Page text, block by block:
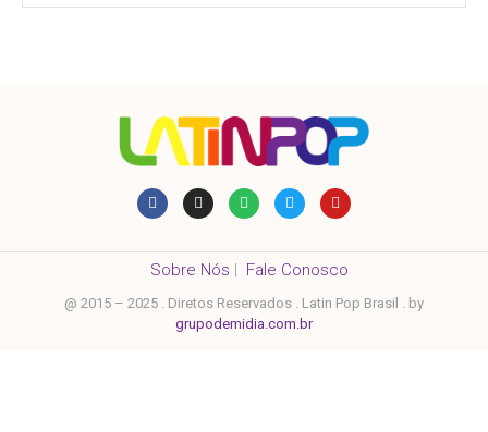
Sobre Nós | Fale Conosco
@ 2015 – 2025 . Diretos Reservados . Latin Pop Brasil . by
grupodemidia.com.br